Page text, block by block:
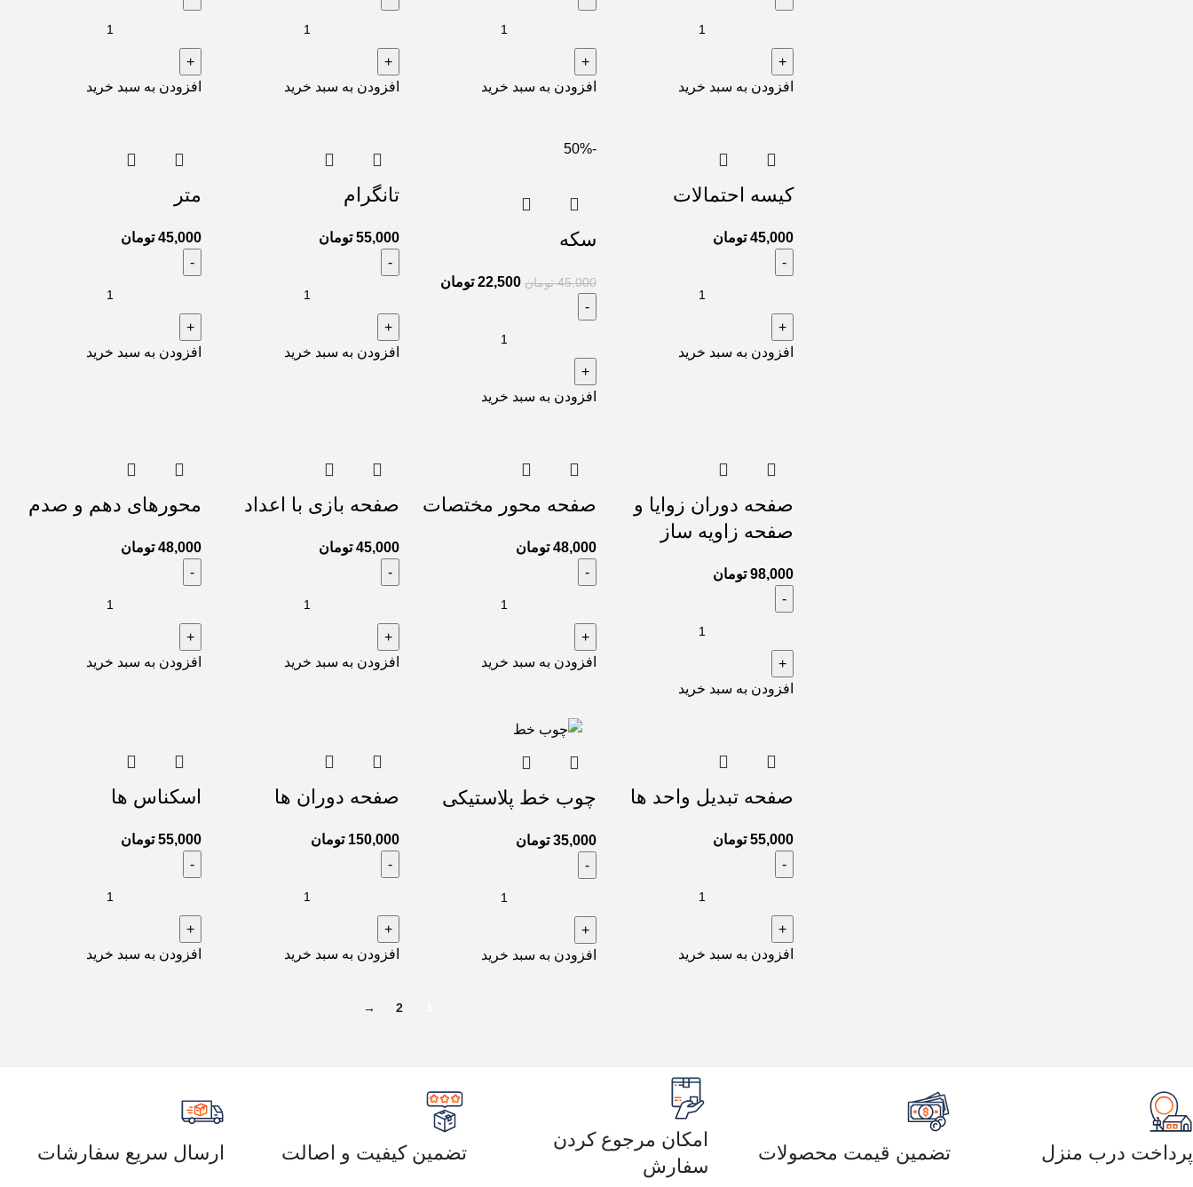
افزودن به سبد خرید افزودن به سبد خرید افزودن به سبد خرید افزودن به سبد خرید
کیسه احتمالات
45,000 تومان
افزودن به سبد خرید
-50%
سکه
45,000 تومان 22,500 تومان
افزودن به سبد خرید
تانگرام
55,000 تومان
افزودن به سبد خرید
متر
45,000 تومان
افزودن به سبد خرید
صفحه دوران زوایا و
صفحه زاویه ساز
98,000 تومان
افزودن به سبد خرید
صفحه محور مختصات
48,000 تومان
افزودن به سبد خرید
صفحه بازی با اعداد
45,000 تومان
افزودن به سبد خرید
محورهای دهم و صدم
48,000 تومان
افزودن به سبد خرید
صفحه تبدیل واحد ها
55,000 تومان
افزودن به سبد خرید
چوب خط پلاستیکی
35,000 تومان
افزودن به سبد خرید
صفحه دوران ها
150,000 تومان
افزودن به سبد خرید
اسکناس ها
55,000 تومان
افزودن به سبد خرید
2
→
پرداخت درب منزل تضمین قیمت محصولات
امکان مرجوع کردن
سفارش
تضمین کیفیت و اصالت ارسال سریع سفارشات